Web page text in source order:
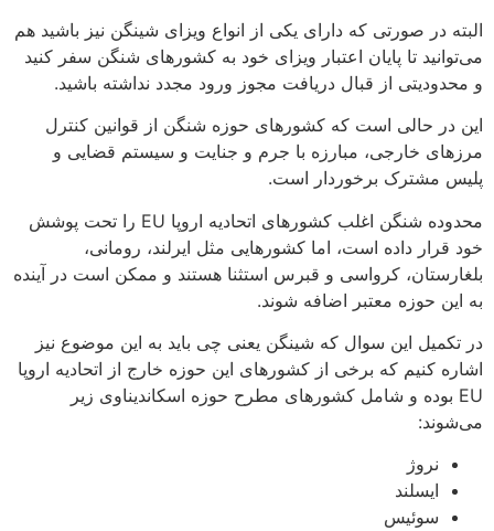
البته در صورتی که دارای یکی از انواع ویزای شینگن نیز باشید هم
می‌توانید تا پایان اعتبار ویزای خود به کشورهای شنگن سفر کنید
و محدودیتی از قبال دریافت مجوز ورود مجدد نداشته باشید.
این در حالی است که کشورهای حوزه شنگن از قوانین کنترل
مرزهای خارجی، مبارزه با جرم و جنایت و سیستم قضایی و
پلیس مشترک برخوردار است.
محدوده شنگن اغلب کشورهای اتحادیه اروپا EU را تحت پوشش
خود قرار داده است، اما کشورهایی مثل ایرلند، رومانی،
بلغارستان، کرواسی و قبرس استثنا هستند و ممکن است در آینده
به این حوزه معتبر اضافه شوند.
در تکمیل این سوال که شینگن یعنی چی باید به این موضوع نیز
اشاره کنیم که برخی از کشورهای این حوزه خارج از اتحادیه اروپا
EU بوده و شامل کشورهای مطرح حوزه اسکاندیناوی زیر
می‌شوند:
نروژ
ایسلند
سوئیس